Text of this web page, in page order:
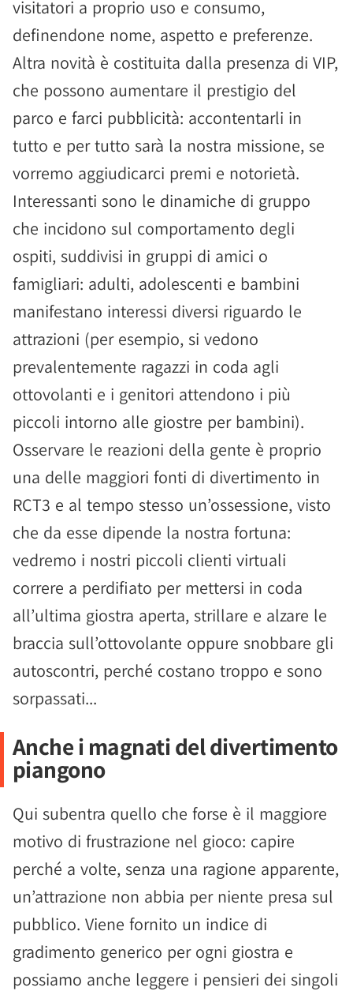
visitatori a proprio uso e consumo,
definendone nome, aspetto e preferenze.
Altra novità è costituita dalla presenza di VIP,
che possono aumentare il prestigio del
parco e farci pubblicità: accontentarli in
tutto e per tutto sarà la nostra missione, se
vorremo aggiudicarci premi e notorietà.
Interessanti sono le dinamiche di gruppo
che incidono sul comportamento degli
ospiti, suddivisi in gruppi di amici o
famigliari: adulti, adolescenti e bambini
manifestano interessi diversi riguardo le
attrazioni (per esempio, si vedono
prevalentemente ragazzi in coda agli
ottovolanti e i genitori attendono i più
piccoli intorno alle giostre per bambini).
Osservare le reazioni della gente è proprio
una delle maggiori fonti di divertimento in
RCT3 e al tempo stesso un’ossessione, visto
che da esse dipende la nostra fortuna:
vedremo i nostri piccoli clienti virtuali
correre a perdifiato per mettersi in coda
all’ultima giostra aperta, strillare e alzare le
braccia sull’ottovolante oppure snobbare gli
autoscontri, perché costano troppo e sono
sorpassati...
Anche i magnati del divertimento
piangono
Qui subentra quello che forse è il maggiore
motivo di frustrazione nel gioco: capire
perché a volte, senza una ragione apparente,
un’attrazione non abbia per niente presa sul
pubblico. Viene fornito un indice di
gradimento generico per ogni giostra e
possiamo anche leggere i pensieri dei singoli